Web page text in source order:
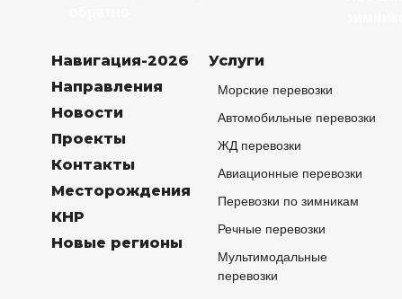
Навигация-2026
Направления
Новости
Проекты
Контакты
Месторождения
КНР
Новые регионы
Услуги
Морские перевозки
Автомобильные перевозки
ЖД перевозки
Авиационные перевозки
Перевозки по зимникам
Речные перевозки
Мультимодальные
перевозки